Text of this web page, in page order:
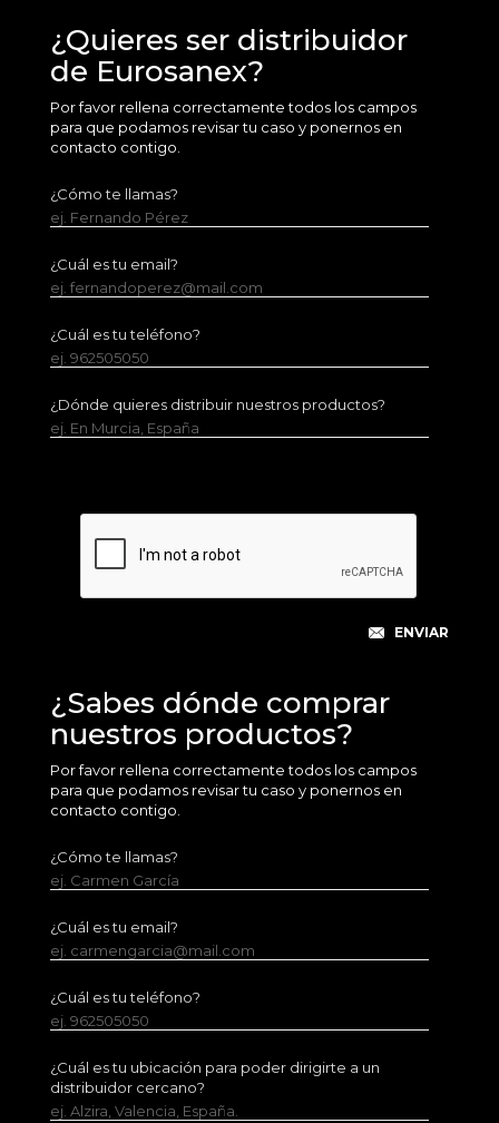
¿Quieres ser distribuidor
de Eurosanex?
Por favor rellena correctamente todos los campos
para que podamos revisar tu caso y ponernos en
contacto contigo.
¿Cómo te llamas?
ej. Fernando Pérez
¿Cuál es tu email?
ej. fernandoperez@mail.com
¿Cuál es tu teléfono?
ej. 962505050
¿Dónde quieres distribuir nuestros productos?
ej. En Murcia, España
¿Sabes dónde comprar
nuestros productos?
Por favor rellena correctamente todos los campos
para que podamos revisar tu caso y ponernos en
contacto contigo.
¿Cómo te llamas?
ej. Carmen García
¿Cuál es tu email?
ej. carmengarcia@mail.com
¿Cuál es tu teléfono?
ej. 962505050
¿Cuál es tu ubicación para poder dirigirte a un
distribuidor cercano?
ej. Alzira, Valencia, España.